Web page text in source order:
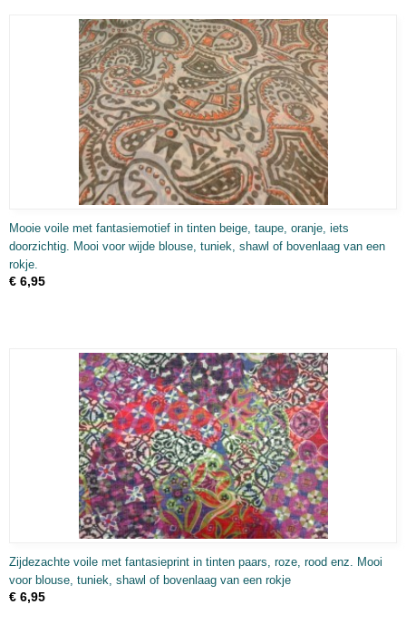
Mooie voile met fantasiemotief in tinten beige, taupe, oranje, iets
doorzichtig. Mooi voor wijde blouse, tuniek, shawl of bovenlaag van een
rokje.
€ 6,95
Zijdezachte voile met fantasieprint in tinten paars, roze, rood enz. Mooi
voor blouse, tuniek, shawl of bovenlaag van een rokje
€ 6,95